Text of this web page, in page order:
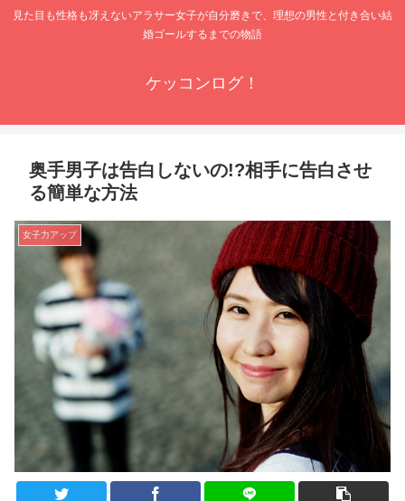
見た目も性格も冴えないアラサー女子が自分磨きで、理想の男性と付き合い結
婚ゴールするまでの物語
ケッコンログ！
奥手男子は告白しないの!?相手に告白させ
る簡単な方法
女子力アップ